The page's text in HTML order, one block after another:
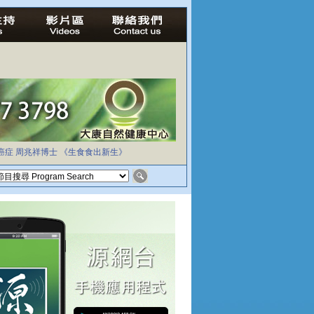
症 周兆祥博士 《生食食出新生》